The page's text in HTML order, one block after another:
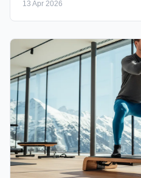
13 Apr 2026